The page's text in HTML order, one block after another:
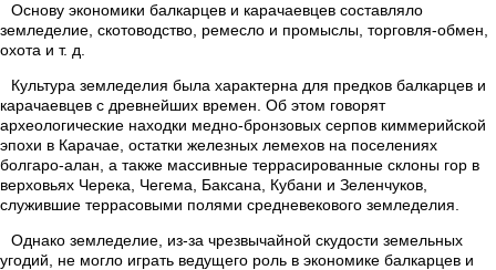
Основу экономики балкарцев и карачаевцев составляло
земледелие, скотоводство, ремесло и промыслы, торговля-обмен,
охота и т. д.
Культура земледелия была характерна для предков балкарцев и
карачаевцев с древнейших времен. Об этом говорят
археологические находки медно-бронзовых серпов киммерийской
эпохи в Карачае, остатки железных лемехов на поселениях
болгаро-алан, а также массивные террасированные склоны гор в
верховьях Черека, Чегема, Баксана, Кубани и Зеленчуков,
служившие террасовыми полями средневекового земледелия.
Однако земледелие, из-за чрезвычайной скудости земельных
угодий, не могло играть ведущего роль в экономике балкарцев и